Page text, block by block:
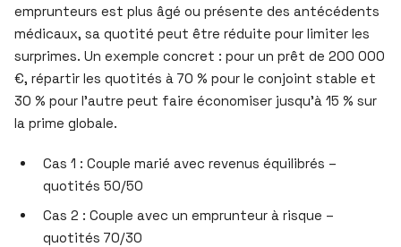
emprunteurs est plus âgé ou présente des antécédents
médicaux, sa quotité peut être réduite pour limiter les
surprimes. Un exemple concret : pour un prêt de 200 000
€, répartir les quotités à 70 % pour le conjoint stable et
30 % pour l’autre peut faire économiser jusqu’à 15 % sur
la prime globale.
Cas 1 : Couple marié avec revenus équilibrés –
quotités 50/50
Cas 2 : Couple avec un emprunteur à risque –
quotités 70/30